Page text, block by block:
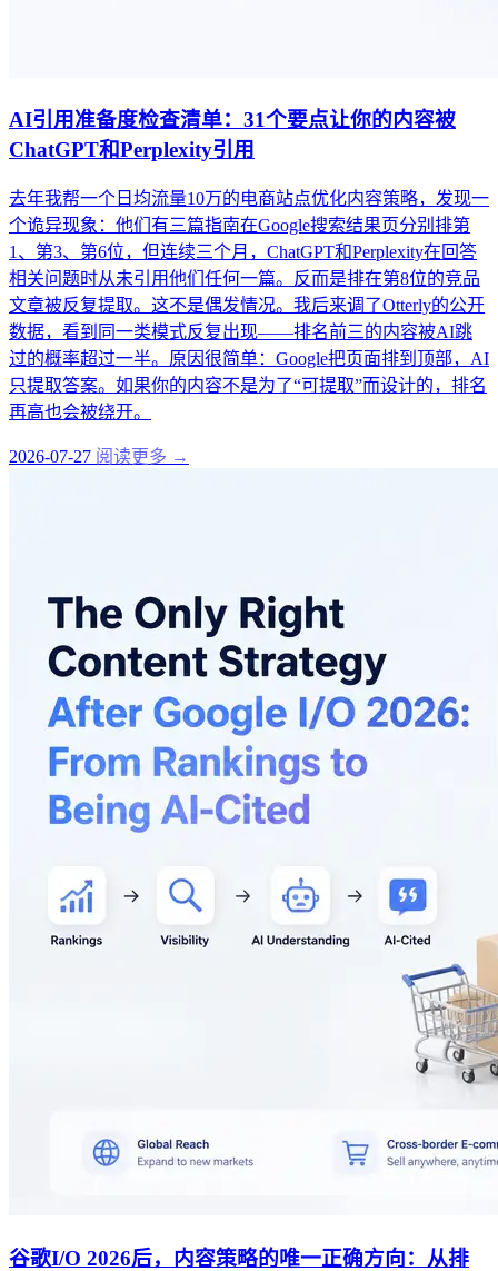
AI引用准备度检查清单：31个要点让你的内容被
ChatGPT和Perplexity引用
去年我帮一个日均流量10万的电商站点优化内容策略，发现一
个诡异现象：他们有三篇指南在Google搜索结果页分别排第
1、第3、第6位，但连续三个月，ChatGPT和Perplexity在回答
相关问题时从未引用他们任何一篇。反而是排在第8位的竞品
文章被反复提取。这不是偶发情况。我后来调了Otterly的公开
数据，看到同一类模式反复出现——排名前三的内容被AI跳
过的概率超过一半。原因很简单：Google把页面排到顶部，AI
只提取答案。如果你的内容不是为了“可提取”而设计的，排名
再高也会被绕开。
2026-07-27 阅读更多 →
谷歌I/O 2026后，内容策略的唯一正确方向：从排